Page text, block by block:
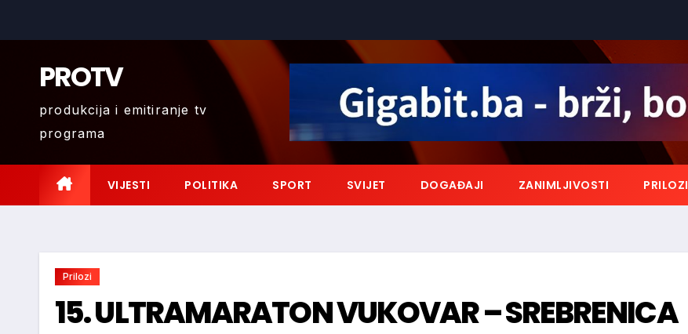
PROTV
produkcija i emitiranje tv
programa
VIJESTI POLITIKA SPORT SVIJET DOGAĐAJI ZANIMLJIVOSTI PRILOZI
Prilozi
15. ULTRAMARATON VUKOVAR – SREBRENICA